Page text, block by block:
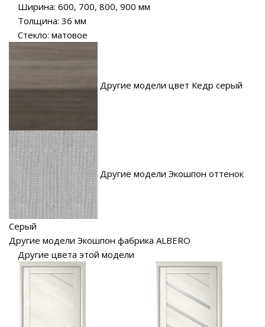
Ширина: 600, 700, 800, 900 мм
Толщина: 36 мм
Стекло: матовое
Другие модели цвет Кедр серый
Другие модели Экошпон оттенок
Серый
Другие модели Экошпон фабрика ALBERO
Другие цвета этой модели